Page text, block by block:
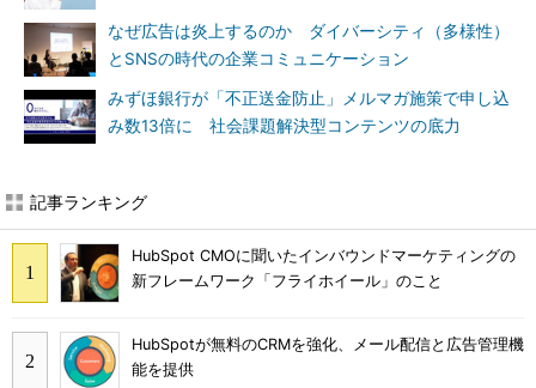
なぜ広告は炎上するのか ダイバーシティ（多様性）
とSNSの時代の企業コミュニケーション
みずほ銀行が「不正送金防止」メルマガ施策で申し込
み数13倍に 社会課題解決型コンテンツの底力
記事ランキング
HubSpot CMOに聞いたインバウンドマーケティングの
新フレームワーク「フライホイール」のこと
HubSpotが無料のCRMを強化、メール配信と広告管理機
能を提供